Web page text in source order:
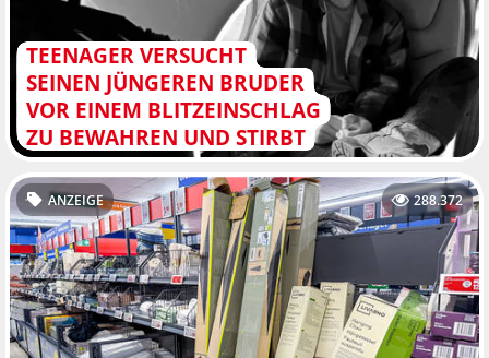
TEENAGER VERSUCHT
SEINEN JÜNGEREN BRUDER
VOR EINEM BLITZEINSCHLAG
ZU BEWAHREN UND STIRBT
ANZEIGE 288.372